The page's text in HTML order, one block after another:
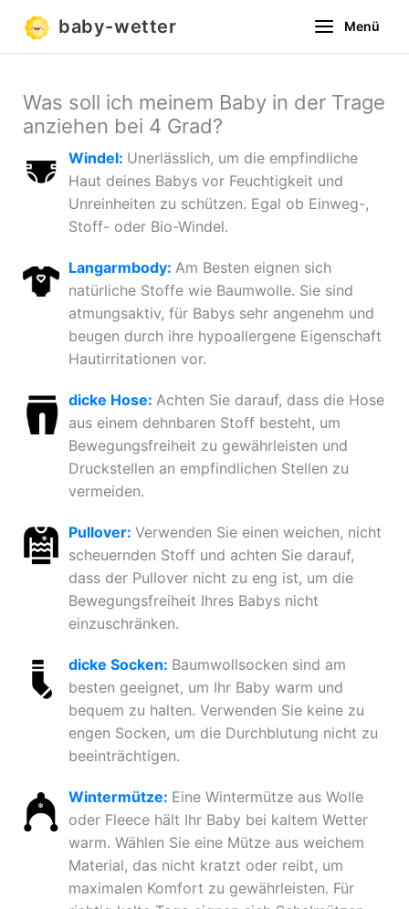
Inhalt
springen
baby-wetter Menü
Was soll ich meinem Baby in der Trage
anziehen bei 4 Grad?
Windel: Unerlässlich, um die empfindliche
Haut deines Babys vor Feuchtigkeit und
Unreinheiten zu schützen. Egal ob Einweg-,
Stoff- oder Bio-Windel.
Langarmbody: Am Besten eignen sich
natürliche Stoffe wie Baumwolle. Sie sind
atmungsaktiv, für Babys sehr angenehm und
beugen durch ihre hypoallergene Eigenschaft
Hautirritationen vor.
dicke Hose: Achten Sie darauf, dass die Hose
aus einem dehnbaren Stoff besteht, um
Bewegungsfreiheit zu gewährleisten und
Druckstellen an empfindlichen Stellen zu
vermeiden.
Pullover: Verwenden Sie einen weichen, nicht
scheuernden Stoff und achten Sie darauf,
dass der Pullover nicht zu eng ist, um die
Bewegungsfreiheit Ihres Babys nicht
einzuschränken.
dicke Socken: Baumwollsocken sind am
besten geeignet, um Ihr Baby warm und
bequem zu halten. Verwenden Sie keine zu
engen Socken, um die Durchblutung nicht zu
beeinträchtigen.
Wintermütze: Eine Wintermütze aus Wolle
oder Fleece hält Ihr Baby bei kaltem Wetter
warm. Wählen Sie eine Mütze aus weichem
Material, das nicht kratzt oder reibt, um
maximalen Komfort zu gewährleisten. Für